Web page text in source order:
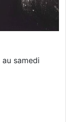
au samedi